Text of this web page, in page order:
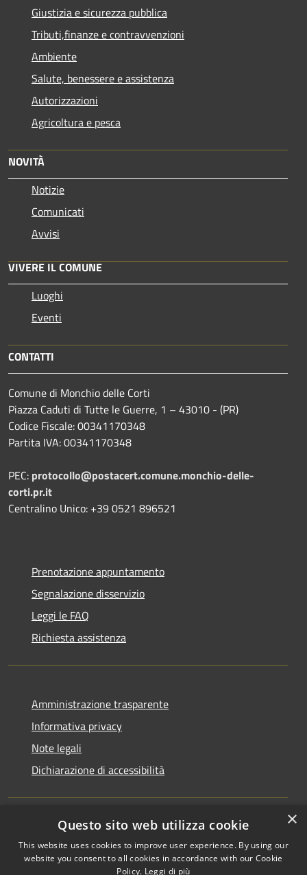
Giustizia e sicurezza pubblica
Tributi,finanze e contravvenzioni
Ambiente
Salute, benessere e assistenza
Autorizzazioni
Agricoltura e pesca
NOVITÀ
Notizie
Comunicati
Avvisi
VIVERE IL COMUNE
Luoghi
Eventi
CONTATTI
Comune di Monchio delle Corti
Piazza Caduti di Tutte le Guerre, 1 – 43010 - (PR)
Codice Fiscale: 00341170348
Partita IVA: 00341170348
PEC: protocollo@postacert.comune.monchio-delle-
corti.pr.it
Centralino Unico: +39 0521 896521
Prenotazione appuntamento
Segnalazione disservizio
Leggi le FAQ
Richiesta assistenza
Amministrazione trasparente
Informativa privacy
Note legali
Dichiarazione di accessibilità
RSS
Accessibilità
Copyright © 2026 • Comune di
Monchio delle Corti • Powered
×
Questo sito web utilizza cookie
This website uses cookies to improve user experience. By using our
website you consent to all cookies in accordance with our Cookie
Policy. Leggi di più